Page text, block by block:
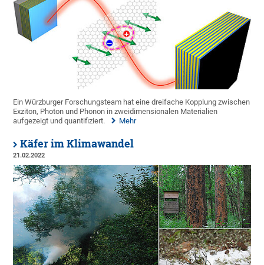
Ein Würzburger Forschungsteam hat eine dreifache Kopplung zwischen
Exziton, Photon und Phonon in zweidimensionalen Materialien
aufgezeigt und quantifiziert.
Mehr
Käfer im Klimawandel
21.02.2022